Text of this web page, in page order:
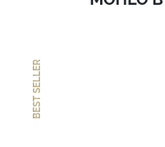
BEST SELLER